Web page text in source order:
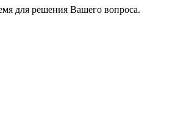
для решения Вашего вопроса.